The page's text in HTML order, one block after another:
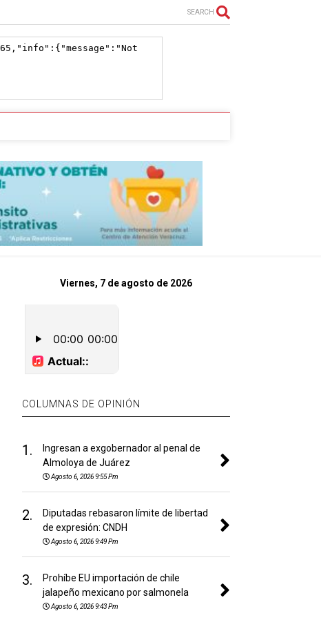
SEARCH
Viernes, 7 de agosto de 2026
COLUMNAS DE OPINIÓN
1.
Ingresan a exgobernador al penal de
Almoloya de Juárez
Agosto 6, 2026 9:55 Pm
2.
Diputadas rebasaron límite de libertad
de expresión: CNDH
Agosto 6, 2026 9:49 Pm
3.
Prohíbe EU importación de chile
jalapeño mexicano por salmonela
Agosto 6, 2026 9:43 Pm